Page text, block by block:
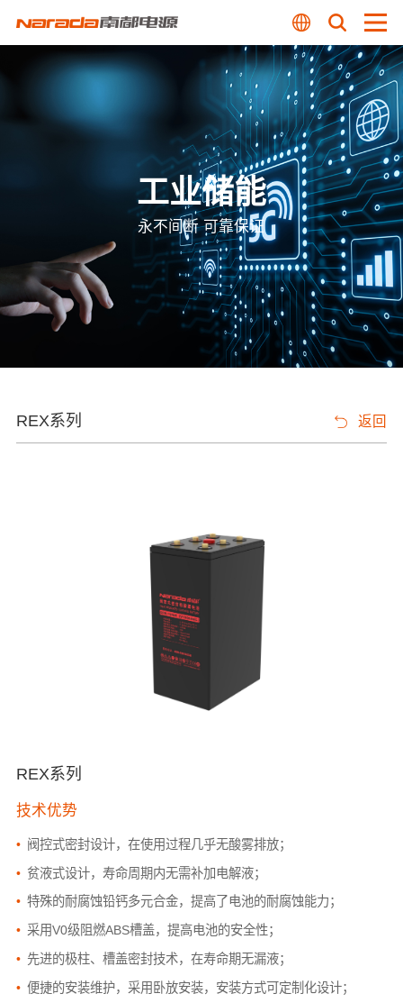
工业储能
永不间断 可靠保证
REX系列 返回
REX系列
技术优势
• 阀控式密封设计，在使用过程几乎无酸雾排放；
• 贫液式设计，寿命周期内无需补加电解液；
• 特殊的耐腐蚀铅钙多元合金，提高了电池的耐腐蚀能力；
• 采用V0级阻燃ABS槽盖，提高电池的安全性；
• 先进的极柱、槽盖密封技术，在寿命期无漏液；
• 便捷的安装维护，采用卧放安装，安装方式可定制化设计；